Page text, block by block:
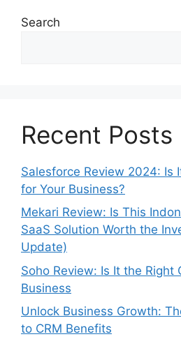
Search
Recent Posts
Salesforce Review 2024: Is
for Your Business?
Mekari Review: Is This
SaaS Solution Worth the
Update)
Soho Review: Is It the Right
Business
Unlock Business Growth:
to CRM Benefits